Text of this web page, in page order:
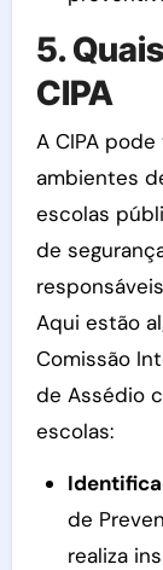
5.
CIPA
A CIPA
ambientes
escolas
de
Aqui estão
Comissão
de Assédio
escolas:
de
realiza